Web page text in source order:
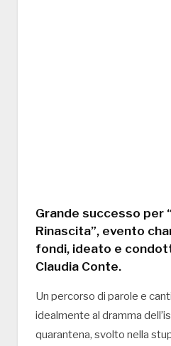
Grande successo per
Rinascita”, evento
fondi, ideato e
Claudia Conte.
Un percorso di parole e
idealmente al dramma
quarantena, svolto nella